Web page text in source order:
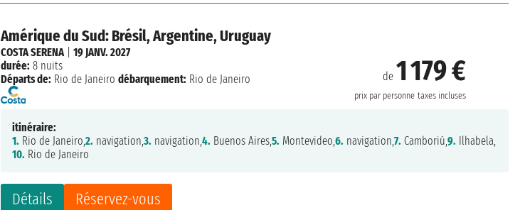
Amérique du Sud: Brésil, Argentine, Uruguay
de 1 179 €
prix par personne taxes incluses
Détails Réservez-vous
COSTA SERENA|19 JANV. 2027
durée: 8 nuits
Départs de: Rio de Janeiro débarquement: Rio de Janeiro
itinéraire:
1. Rio de Janeiro,2. navigation,3. navigation,4. Buenos Aires,5. Montevideo,6. navigation,7. Camboriú,9. Ilhabela,
10. Rio de Janeiro